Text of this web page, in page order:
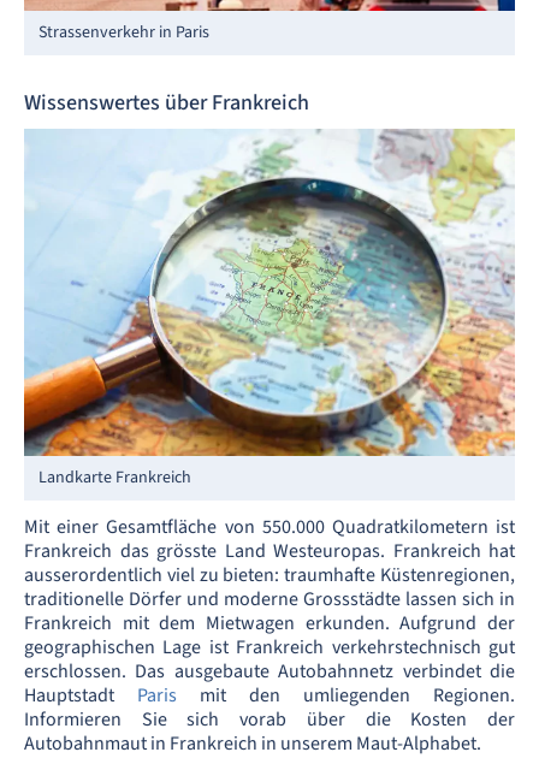
Strassenverkehr in Paris
Wissenswertes über Frankreich
Landkarte Frankreich
Mit einer Gesamtfläche von 550.000 Quadratkilometern ist
Frankreich das grösste Land Westeuropas. Frankreich hat
ausserordentlich viel zu bieten: traumhafte Küstenregionen,
traditionelle Dörfer und moderne Grossstädte lassen sich in
Frankreich mit dem Mietwagen erkunden. Aufgrund der
geographischen Lage ist Frankreich verkehrstechnisch gut
erschlossen. Das ausgebaute Autobahnnetz verbindet die
Hauptstadt Paris mit den umliegenden Regionen.
Informieren Sie sich vorab über die Kosten der
Autobahnmaut in Frankreich in unserem Maut-Alphabet.